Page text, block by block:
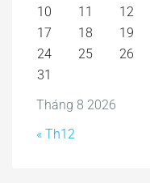
Tháng 8 2026
10
11 12
17
18 19
24
25 26
31
« Th12